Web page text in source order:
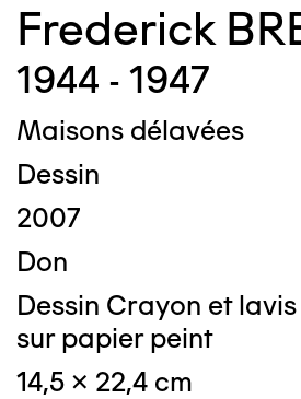
Frederick
1944 - 1947
Maisons délavées
Dessin
2007
Don
Dessin Crayon et
sur papier peint
14,5 x 22,4 cm